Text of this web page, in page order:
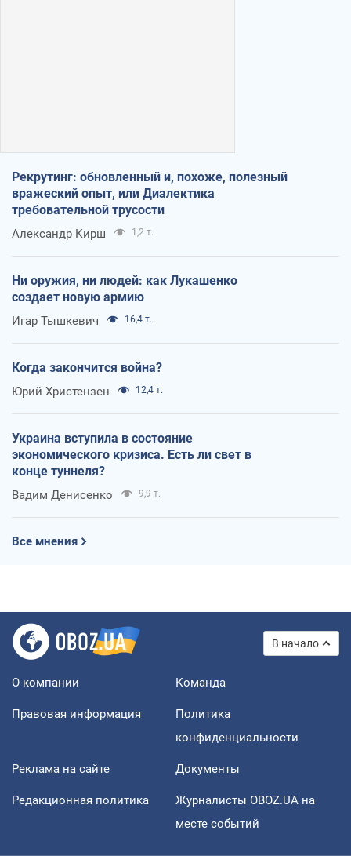
Рекрутинг: обновленный и, похоже, полезный
вражеский опыт, или Диалектика
требовательной трусости
Александр Кирш 1,2 т.
Ни оружия, ни людей: как Лукашенко
создает новую армию
Игар Тышкевич 16,4 т.
Когда закончится война?
Юрий Христензен 12,4 т.
Украина вступила в состояние
экономического кризиса. Есть ли свет в
конце туннеля?
Вадим Денисенко 9,9 т.
Все мнения
В начало
О компании Команда
Правовая информация
Политика
конфиденциальности
Реклама на сайте Документы
Редакционная политика
Журналисты OBOZ.UA на
месте событий